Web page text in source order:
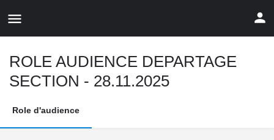
ROLE AUDIENCE DEPARTAGE
SECTION - 28.11.2025
Role d'audience